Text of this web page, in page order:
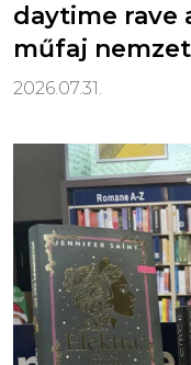
daytime rave
műfaj
2026.07.31.